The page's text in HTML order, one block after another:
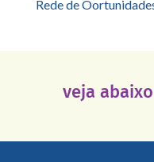
Rede de
veja